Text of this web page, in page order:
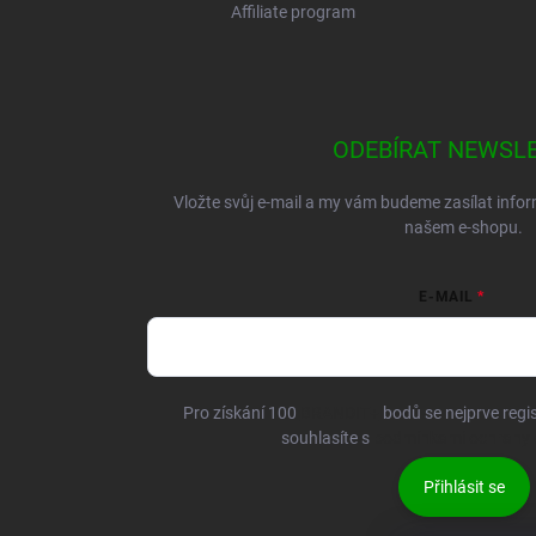
Affiliate program
ODEBÍRAT
Vložte svůj e-mail a my vám budeme zasílat
našem e-shopu.
E-MAIL
Pro získání 100 bodů se nejprve
souhlasíte s
Přihlásit se